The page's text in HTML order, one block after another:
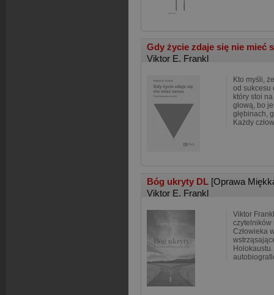
Gdy życie zdaje się nie mieć
Viktor E. Frankl
Kto myśli,
od sukcesu
który stoi
głową, bo
głębinach,
Każdy człow
Bóg ukryty DL [Oprawa
Viktor E. Frankl
Viktor
czytelników
Człowieka